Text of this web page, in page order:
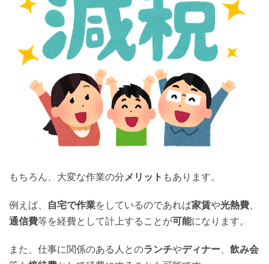
もちろん、大変な作業の分メリット もあります。
例えば、 自宅で作業をしているのであれば家賃や光熱費、
通信費等を経費として計上することが可能になります。
また、仕事に関係のある人とのランチやディナー、 飲み会